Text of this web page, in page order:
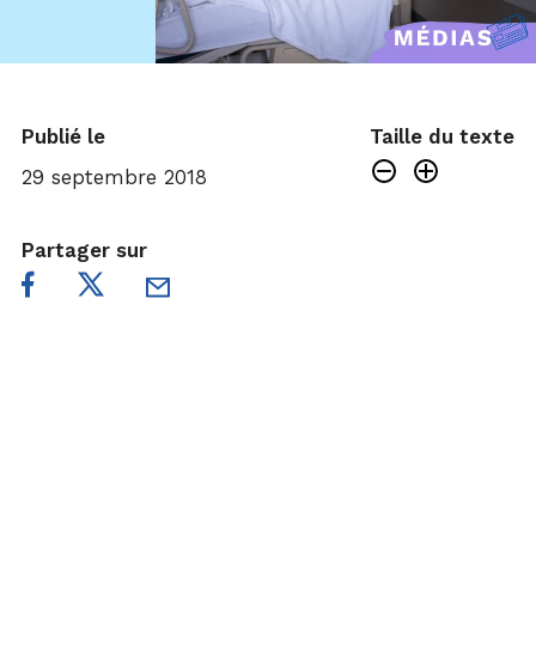
Publié le
29 septembre 2018
Taille du texte
Partager sur